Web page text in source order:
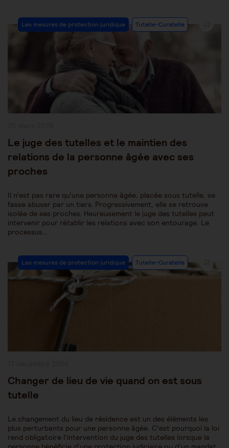
Post
Category:
Les mesures de protection juridique Tutelle-Curatelle
Le juge des tutelles et le maintien des
relations de la personne âgée avec ses
proches
Il n’est pas rare qu’une personne âgée, placée sous tutelle, se
fasse abuser par un tiers. Progressivement, elle se retrouve
isolée de ses proches. Heureusement le juge des tutelles peut
intervenir pour rétablir les relations avec son entourage. Le
processus…
Post
Category:
Les mesures de protection juridique Tutelle-Curatelle
Changer de lieu de vie quand on est sous
tutelle
Le changement du lieu de résidence est un des éléments les
plus perturbants pour une personne âgée. C’est pourquoi la loi
rend obligatoire l’intervention du juge des tutelles lorsque la